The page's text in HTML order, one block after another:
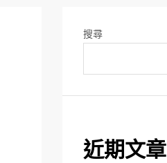
搜尋
近期文章